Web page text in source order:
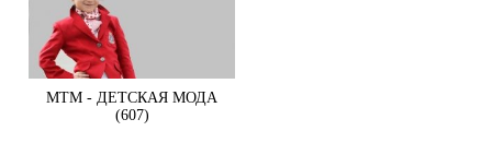
MTM - ДЕТСКАЯ МОДА
(607)